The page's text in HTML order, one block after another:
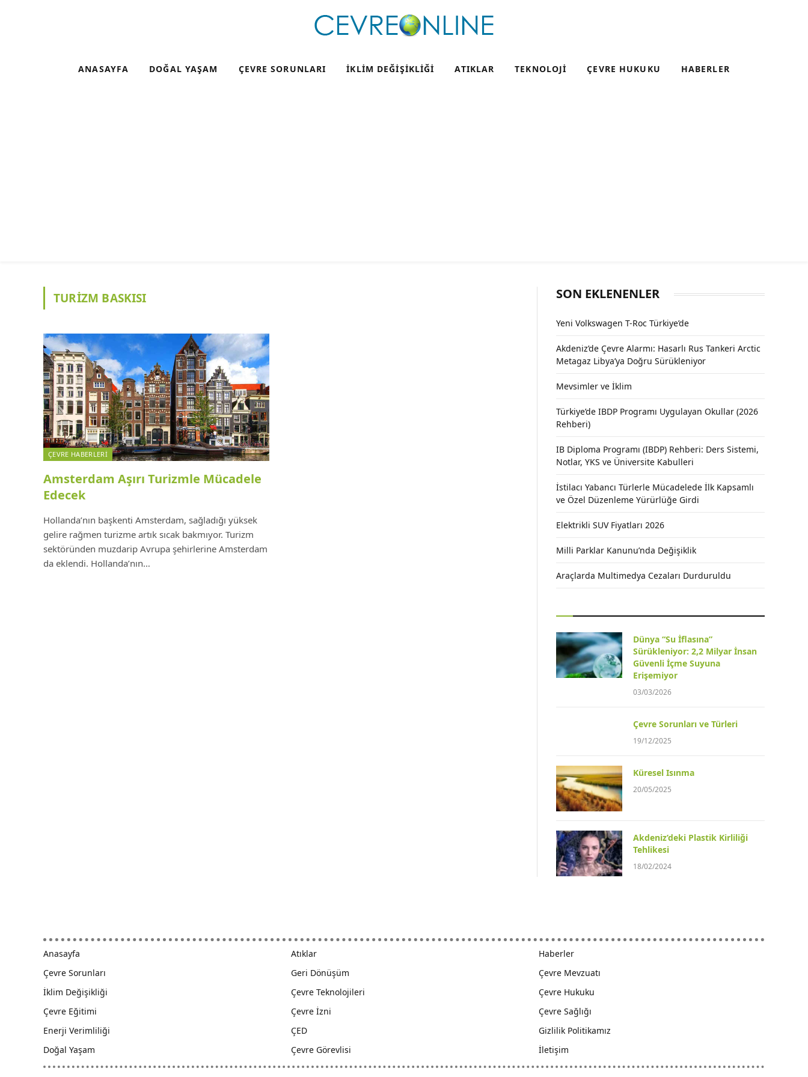
ANASAYFA DOĞAL YAŞAM ÇEVRE SORUNLARI İKLIM DEĞIŞIKLIĞI ATIKLAR TEKNOLOJI ÇEVRE HUKUKU HABERLER
TURIZM BASKISI
ÇEVRE HABERLERI
Amsterdam Aşırı Turizmle Mücadele
Edecek
Hollanda’nın başkenti Amsterdam, sağladığı yüksek
gelire rağmen turizme artık sıcak bakmıyor. Turizm
sektöründen muzdarip Avrupa şehirlerine Amsterdam
da eklendi. Hollanda’nın…
SON EKLENENLER
Yeni Volkswagen T-Roc Türkiye’de
Akdeniz’de Çevre Alarmı: Hasarlı Rus Tankeri Arctic
Metagaz Libya’ya Doğru Sürükleniyor
Mevsimler ve İklim
Türkiye’de IBDP Programı Uygulayan Okullar (2026
Rehberi)
IB Diploma Programı (IBDP) Rehberi: Ders Sistemi,
Notlar, YKS ve Üniversite Kabulleri
İstilacı Yabancı Türlerle Mücadelede İlk Kapsamlı
ve Özel Düzenleme Yürürlüğe Girdi
Elektrikli SUV Fiyatları 2026
Milli Parklar Kanunu’nda Değişiklik
Araçlarda Multimedya Cezaları Durduruldu
Dünya “Su İflasına”
Sürükleniyor: 2,2 Milyar İnsan
Güvenli İçme Suyuna
Erişemiyor
03/03/2026
Çevre Sorunları ve Türleri
19/12/2025
Küresel Isınma
20/05/2025
Akdeniz’deki Plastik Kirliliği
Tehlikesi
18/02/2024
Anasayfa
Çevre Sorunları
İklim Değişikliği
Çevre Eğitimi
Enerji Verimliliği
Doğal Yaşam
Atıklar
Geri Dönüşüm
Çevre Teknolojileri
Çevre İzni
ÇED
Çevre Görevlisi
Haberler
Çevre Mevzuatı
Çevre Hukuku
Çevre Sağlığı
Gizlilik Politikamız
İletişim